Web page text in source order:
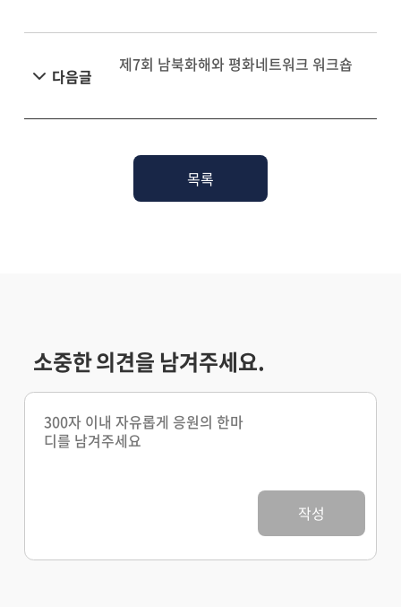
다음글
제7회 남북화해와 평화네트워크 워크숍
목록
소중한 의견을 남겨주세요.
작성